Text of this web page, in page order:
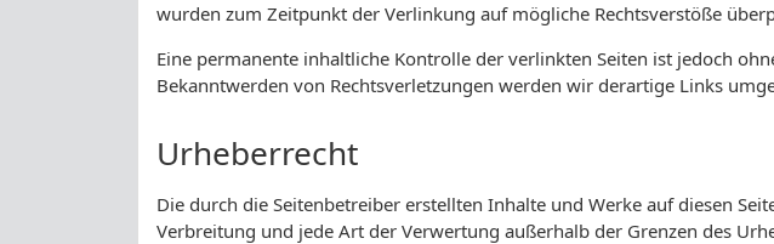
wurden zum Zeitpunkt der Verlinkung auf mögliche Rechtsverstöße
Eine permanente inhaltliche Kontrolle der verlinkten Seiten ist jedoch
Bekanntwerden von Rechtsverletzungen werden wir derartige Links
Urheberrecht
Die durch die Seitenbetreiber erstellten Inhalte und Werke auf diesen
Verbreitung und jede Art der Verwertung außerhalb der Grenzen des